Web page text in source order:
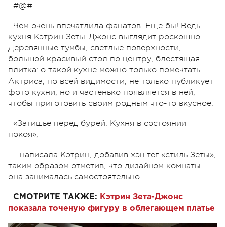
#@#
Чем очень впечатлила фанатов. Еще бы! Ведь
кухня Кэтрин Зеты-Джонс выглядит роскошно.
Деревянные тумбы, светлые поверхности,
большой красивый стол по центру, блестящая
плитка: о такой кухне можно только помечтать.
Актриса, по всей видимости, не только публикует
фото кухни, но и частенько появляется в ней,
чтобы приготовить своим родным что-то вкусное.
«Затишье перед бурей. Кухня в состоянии
покоя»,
– написала Кэтрин, добавив хэштег «стиль Зеты»,
таким образом отметив, что дизайном комнаты
она занималась самостоятельно.
СМОТРИТЕ ТАКЖЕ: Кэтрин Зета-Джонс
показала точеную фигуру в облегающем платье